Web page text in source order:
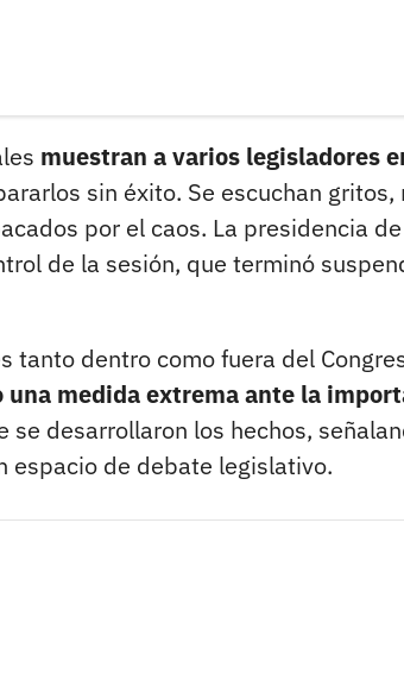
muestran a varios legisladores
sin éxito. Se escuchan
por el caos. La presidencia
de la sesión, que terminó
tanto dentro como fuera del
medida extrema ante la
desarrollaron los hechos,
espacio de debate legislativo.